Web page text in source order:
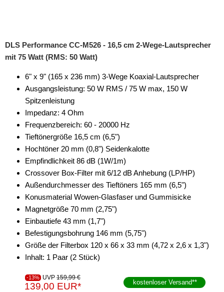
DLS Performance CC-M526 - 16,5 cm 2-Wege-Lautsprecher
mit 75 Watt (RMS: 50 Watt)
6" x 9" (165 x 236 mm) 3-Wege Koaxial-Lautsprecher
Ausgangsleistung: 50 W RMS / 75 W max, 150 W
Spitzenleistung
Impedanz: 4 Ohm
Frequenzbereich: 60 - 20000 Hz
Tieftönergröße 16,5 cm (6,5")
Hochtöner 20 mm (0,8") Seidenkalotte
Empfindlichkeit 86 dB (1W/1m)
Crossover Box-Filter mit 6/12 dB Anhebung (LP/HP)
Außendurchmesser des Tieftöners 165 mm (6,5")
Konusmaterial Wowen-Glasfaser und Gummisicke
Magnetgröße 70 mm (2,75")
Einbautiefe 43 mm (1,7")
Befestigungsbohrung 146 mm (5,75")
Größe der Filterbox 120 x 66 x 33 mm (4,72 x 2,6 x 1,3")
Inhalt: 1 Paar (2 Stück)
-13% UVP 159,99 €
139,00 EUR* kostenloser Versand**